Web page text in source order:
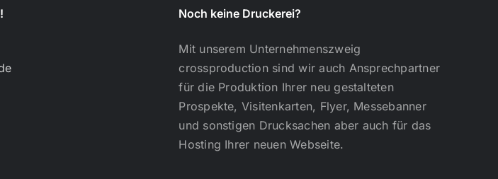
Noch keine Druckerei?
Mit unserem Unternehmenszweig
crossproduction sind wir auch Ansprechpartner
für die Produktion Ihrer neu gestalteten
Prospekte, Visitenkarten, Flyer, Messebanner
und sonstigen Drucksachen aber auch für das
Hosting Ihrer neuen Webseite.